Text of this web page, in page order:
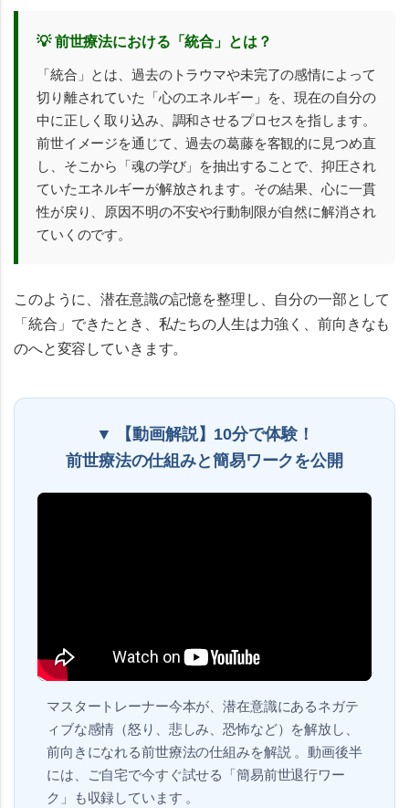
💡 前世療法における「統合」とは？
「統合」とは、過去のトラウマや未完了の感情によって
切り離されていた「心のエネルギー」を、現在の自分の
中に正しく取り込み、調和させるプロセスを指します。
前世イメージを通じて、過去の葛藤を客観的に見つめ直
し、そこから「魂の学び」を抽出することで、抑圧され
ていたエネルギーが解放されます。その結果、心に一貫
性が戻り、原因不明の不安や行動制限が自然に解消され
ていくのです。
このように、潜在意識の記憶を整理し、自分の一部として
「統合」できたとき、私たちの人生は力強く、前向きなも
のへと変容していきます。
▼ 【動画解説】10分で体験！
前世療法の仕組みと簡易ワークを公開
マスタートレーナー今本が、潜在意識にあるネガテ
ィブな感情（怒り、悲しみ、恐怖など）を解放し、
前向きになれる前世療法の仕組みを解説 。動画後半
には、ご自宅で今すぐ試せる「簡易前世退行ワー
ク」も収録しています 。